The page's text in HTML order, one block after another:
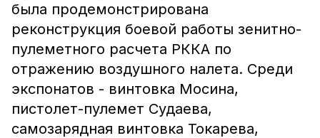
была продемонстрирована
реконструкция боевой работы зенитно-
пулеметного расчета РККА по
отражению воздушного налета. Среди
экспонатов - винтовка Мосина,
пистолет-пулемет Судаева,
самозарядная винтовка Токарева,